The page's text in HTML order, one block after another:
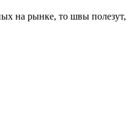
рынке, то швы полезут,